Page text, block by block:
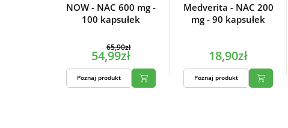
NOW - NAC 600 mg -
100 kapsułek
65,90zł
54,99zł
Poznaj produkt
Medverita - NAC 200
mg - 90 kapsułek
18,90zł
Poznaj produkt